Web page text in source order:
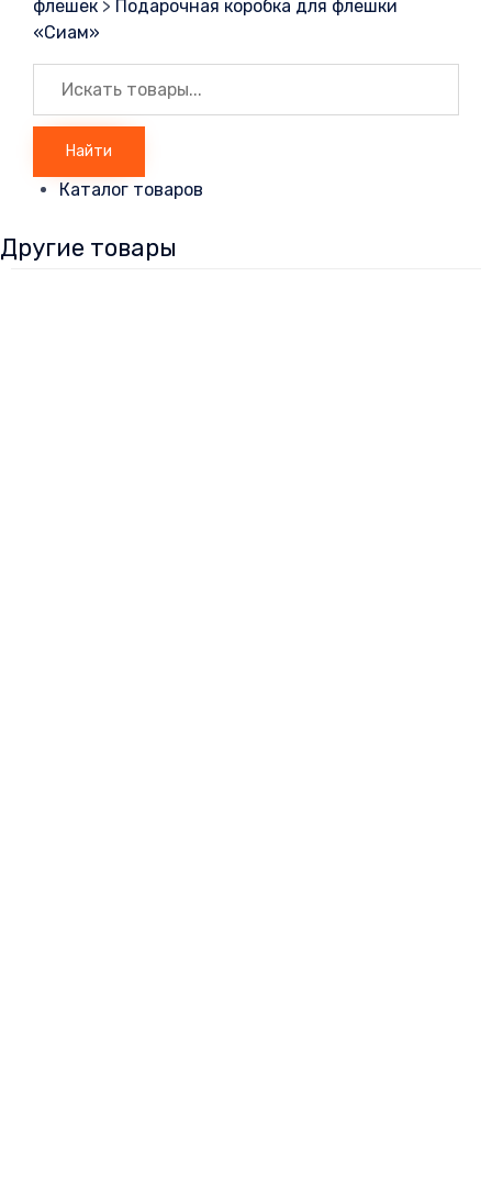
флешек > Подарочная коробка для флешки
«Сиам»
Найти
Каталог товаров
Другие товары